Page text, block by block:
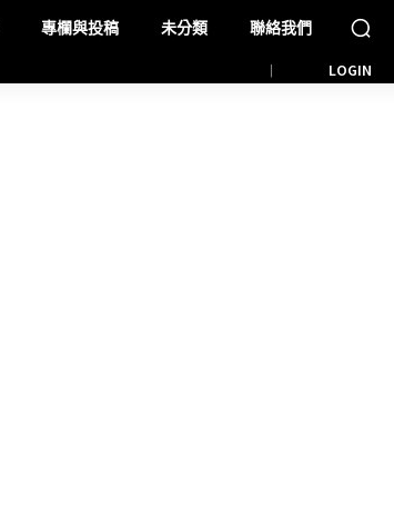
專欄與投稿 未分類 聯絡我們
LOGIN